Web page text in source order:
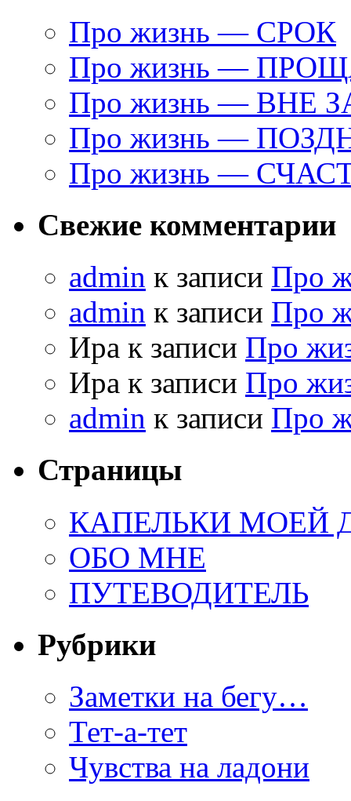
Про жизнь — СРОК
Про жизнь —
Про жизнь — ВНЕ
Про жизнь —
Про жизнь —
Свежие комментарии
admin к записи Про
admin к записи Про
Ира к записи Про
Ира к записи Про
admin к записи Про
Страницы
КАПЕЛЬКИ МОЕЙ
ОБО МНЕ
ПУТЕВОДИТЕЛЬ
Рубрики
Заметки на бегу…
Тет-а-тет
Чувства на ладони